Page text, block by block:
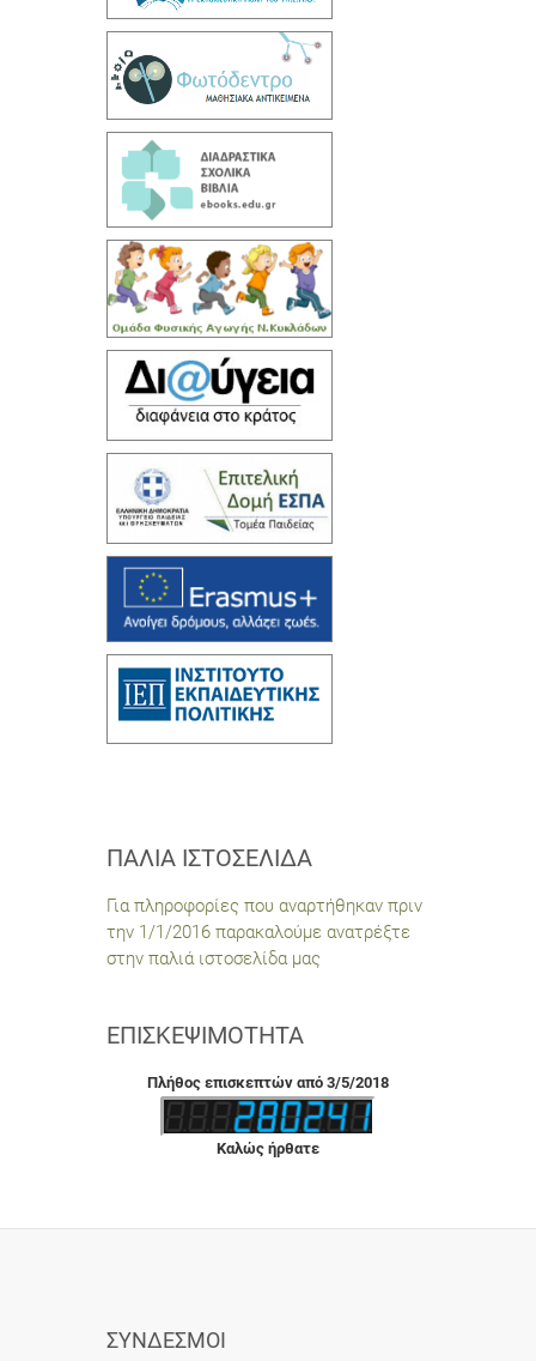
ΠΑΛΙΆ ΙΣΤΟΣΕΛΊΔΑ
Για πληροφορίες που αναρτήθηκαν πριν
την 1/1/2016 παρακαλούμε ανατρέξτε
στην παλιά ιστοσελίδα μας
ΕΠΙΣΚΕΨΙΜΌΤΗΤΑ
Πλήθος επισκεπτών από 3/5/2018
Καλώς ήρθατε
ΣΎΝΔΕΣΜΟΙ